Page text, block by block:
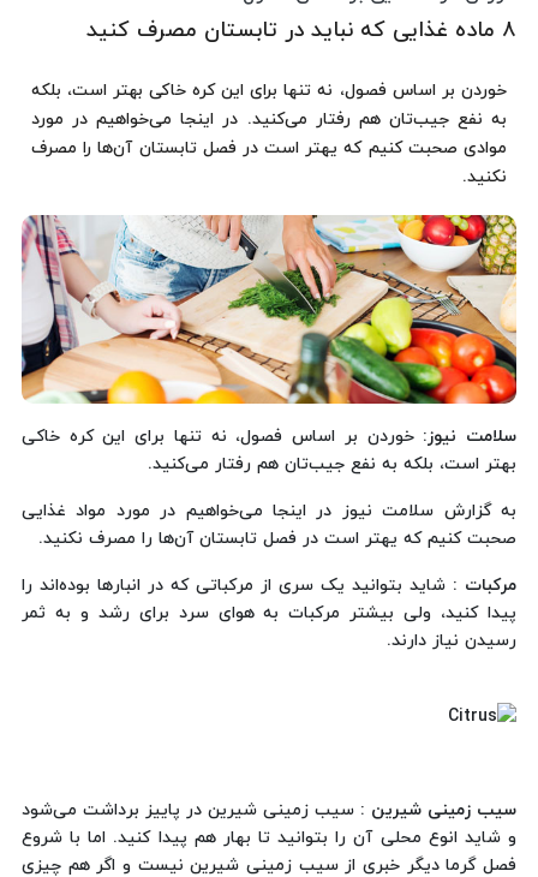
۸ ماده غذایی که نباید در تابستان مصرف کنید
خوردن بر اساس فصول، نه تنها برای این کره خاکی بهتر است، بلکه
به نفع جیب‌‌تان هم رفتار می‌کنید. در اینجا می‌خواهیم در مورد
موادی صحبت کنیم که یهتر است در فصل تابستان آن‌ها را مصرف
نکنید.
سلامت نیوز: خوردن بر اساس فصول، نه تنها برای این کره خاکی
بهتر است، بلکه به نفع جیب‌‌تان هم رفتار می‌کنید.
به گزارش سلامت نیوز در اینجا می‌خواهیم در مورد مواد غذایی
صحبت کنیم که یهتر است در فصل تابستان آن‌ها را مصرف نکنید.
مرکبات : شاید بتوانید یک سری از مرکباتی که در انبارها بوده‌اند را
پیدا کنید، ولی بیشتر مرکبات به هوای سرد برای رشد و به ثمر
رسیدن نیاز دارند.
سیب زمینی شیرین : سیب زمینی شیرین در پاییز برداشت می‌شود
و شاید انوع محلی آن را بتوانید تا بهار هم پیدا کنید. اما با شروع
فصل گرما دیگر خبری از سیب زمینی شیرین نیست و اگر هم چیزی